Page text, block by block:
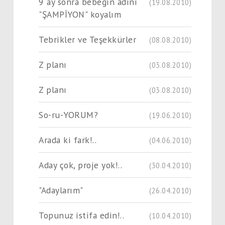
"ŞAMPİYON" koyalım
(19.08.2010)
Tebrikler ve Teşekkürler (08.08.2010)
Z planı (03.08.2010)
Z planı (03.08.2010)
So-ru-YORUM? (19.06.2010)
Arada ki fark!.. (04.06.2010)
Aday çok, proje yok!.. (30.04.2010)
"Adaylarım" (26.04.2010)
Topunuz istifa edin!.. (10.04.2010)